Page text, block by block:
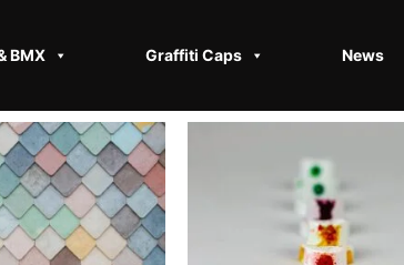
BMX​ Graffiti Caps News